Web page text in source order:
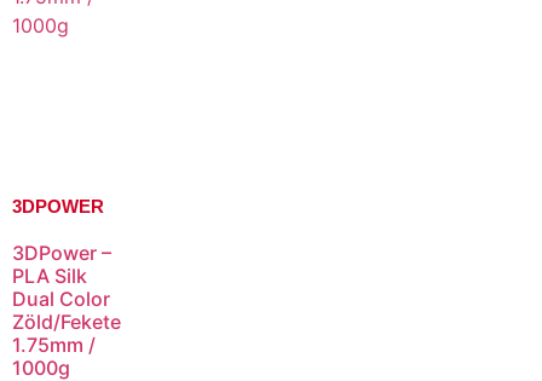
3DPOWER
3DPower –
PLA Silk
Dual Color
Zöld/Fekete
1.75mm /
1000g